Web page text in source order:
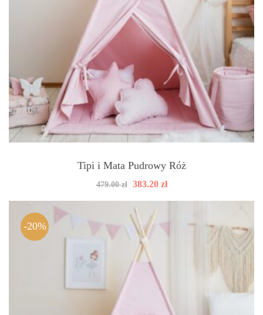
Tipi i Mata Pudrowy Róż
479.00zł
Pierwotna
wynosiła:
479.00 zł.
383.20 złAktualna
wynosi:
-20%